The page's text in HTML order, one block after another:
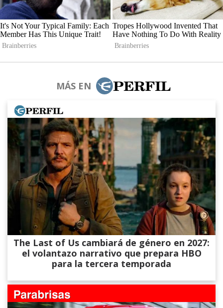
MÁS EN
The Last of Us cambiará de género en 2027:
el volantazo narrativo que prepara HBO
para la tercera temporada